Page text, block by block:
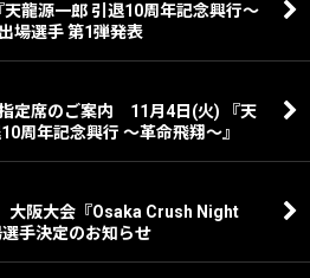
龍源一郎 引退10周年記念興行～
場選手 第1弾発表
定席のご案内 11月4日(火) 『天
周年記念興行 ～革命飛翔～』
大阪大会『Osaka Crush Night
手決定のお知らせ